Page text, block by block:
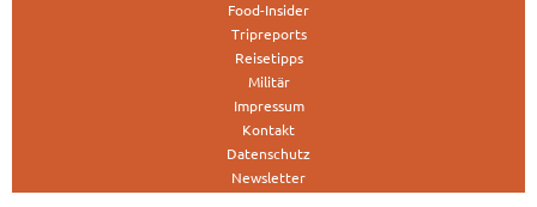
Food-Insider
Tripreports
Reisetipps
Militär
Impressum
Kontakt
Datenschutz
Newsletter